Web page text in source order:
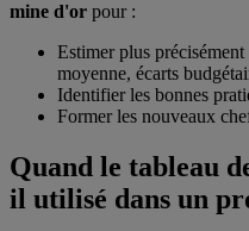
mine d'or pour :
Estimer plus
moyenne, écarts
Identifier les bonnes
Former les nouveaux
Quand le tableau
il utilisé dans un